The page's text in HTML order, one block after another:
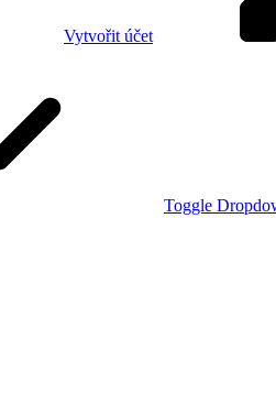
Vytvořit účet
Toggle